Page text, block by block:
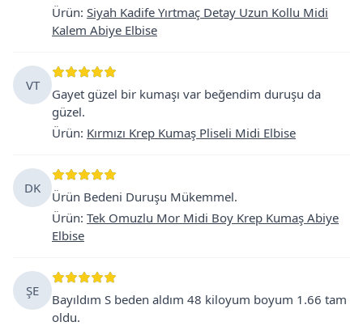
Ürün: Siyah Kadife Yırtmaç Detay Uzun Kollu Midi
Kalem Abiye Elbise
VT
Gayet güzel bir kumaşı var beğendim duruşu da
güzel.
Ürün: Kırmızı Krep Kumaş Pliseli Midi Elbise
DK
Ürün Bedeni Duruşu Mükemmel.
Ürün: Tek Omuzlu Mor Midi Boy Krep Kumaş Abiye
Elbise
ŞE
Bayıldım S beden aldım 48 kiloyum boyum 1.66 tam
oldu.